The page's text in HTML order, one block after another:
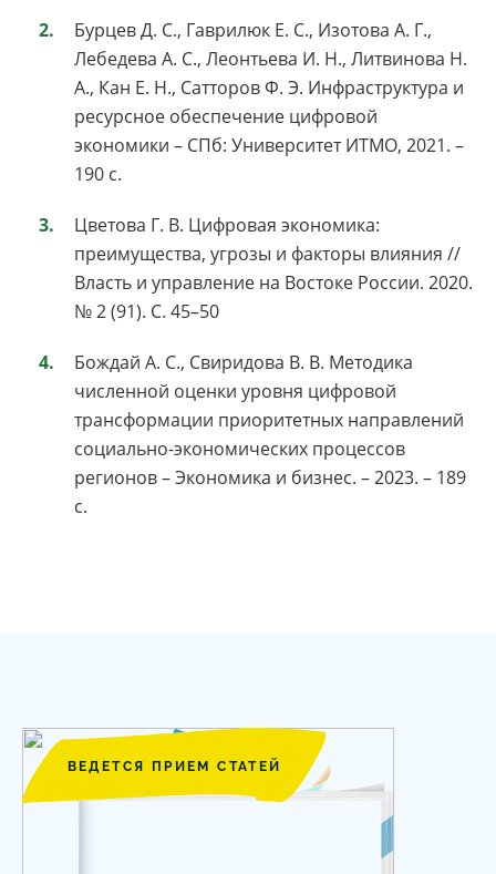
Бурцев Д. С., Гаврилюк Е. С., Изотова А. Г.,
Лебедева А. С., Леонтьева И. Н., Литвинова Н.
А., Кан Е. Н., Сатторов Ф. Э. Инфраструктура и
ресурсное обеспечение цифровой
экономики – СПб: Университет ИТМО, 2021. –
190 с.
Цветова Г. В. Цифровая экономика:
преимущества, угрозы и факторы влияния //
Власть и управление на Востоке России. 2020.
№ 2 (91). С. 45–50
Бождай А. С., Свиридова В. В. Методика
численной оценки уровня цифровой
трансформации приоритетных направлений
социально-экономических процессов
регионов – Экономика и бизнес. – 2023. – 189
с.
ВЕДЕТСЯ ПРИЕМ СТАТЕЙ